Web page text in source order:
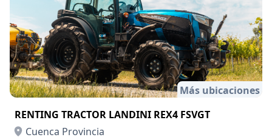
Más ubicaciones
RENTING TRACTOR LANDINI REX4 FSVGT
Cuenca Provincia